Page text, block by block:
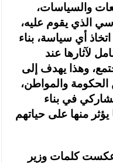
والسياسات،
الذي يقوم عليه،
أي سياسة، بناء
لآثارها عند
وهذا يهدف إلى
الحكومة والمواطن،
في بناء
منها على حياتهم
كلمات وزير